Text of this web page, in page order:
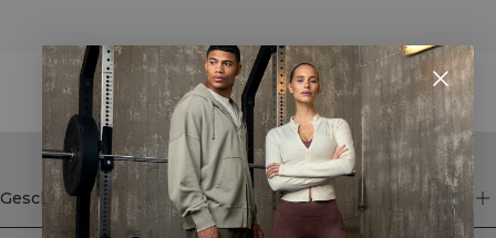
STYLE WITH
Geschäft